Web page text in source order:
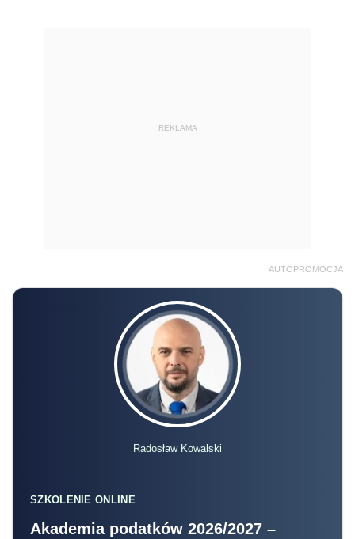
REKLAMA
AUTOPROMOCJA
Radosław Kowalski
SZKOLENIE ONLINE
Akademia podatków 2026/2027 –